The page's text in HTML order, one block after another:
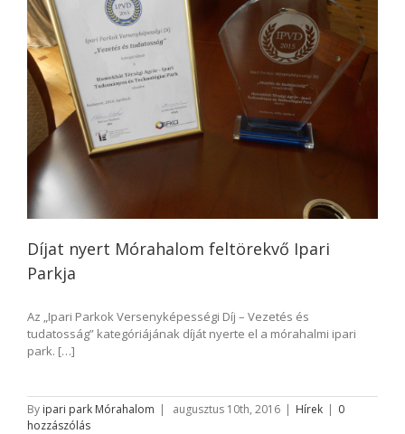
Díjat nyert Mórahalom feltörekvő Ipari
Parkja
Az „Ipari Parkok Versenyképességi Díj – Vezetés és
tudatosság” kategóriájának díját nyerte el a mórahalmi ipari
park. […]
By ipari park Mórahalom | augusztus 10th, 2016 | Hírek | 0
hozzászólás